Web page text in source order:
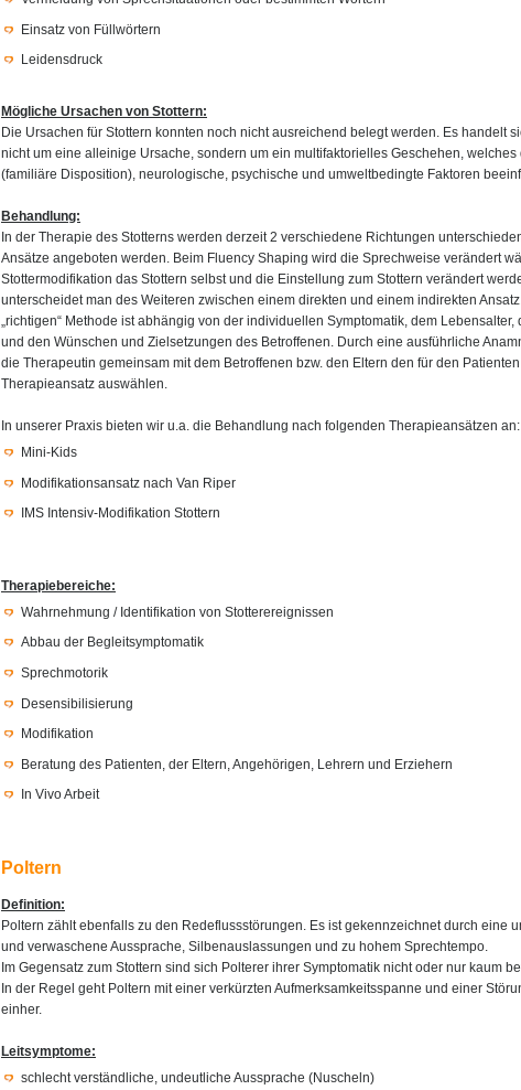
Einsatz von Füllwörtern
Leidensdruck
Mögliche Ursachen von Stottern:
Die Ursachen für Stottern konnten noch nicht ausreichend belegt werden. Es handelt
nicht um eine alleinige Ursache, sondern um ein multifaktorielles Geschehen, welches
(familiäre Disposition), neurologische, psychische und umweltbedingte Faktoren
Behandlung:
In der Therapie des Stotterns werden derzeit 2 verschiedene Richtungen
Ansätze angeboten werden. Beim Fluency Shaping wird die Sprechweise verändert
Stottermodifikation das Stottern selbst und die Einstellung zum Stottern verändert
unterscheidet man des Weiteren zwischen einem direkten und einem indirekten
„richtigen“ Methode ist abhängig von der individuellen Symptomatik, dem
und den Wünschen und Zielsetzungen des Betroffenen. Durch eine ausführliche
die Therapeutin gemeinsam mit dem Betroffenen bzw. den Eltern den für den
Therapieansatz auswählen.
In unserer Praxis bieten wir u.a. die Behandlung nach folgenden Therapieansätzen an:
Mini-Kids
Modifikationsansatz nach Van Riper
IMS Intensiv-Modifikation Stottern
Therapiebereiche:
Wahrnehmung / Identifikation von Stotterereignissen
Abbau der Begleitsymptomatik
Sprechmotorik
Desensibilisierung
Modifikation
Beratung des Patienten, der Eltern, Angehörigen, Lehrern und Erziehern
In Vivo Arbeit
Poltern
Definition:
Poltern zählt ebenfalls zu den Redeflussstörungen. Es ist gekennzeichnet durch eine
und verwaschene Aussprache, Silbenauslassungen und zu hohem Sprechtempo.
Im Gegensatz zum Stottern sind sich Polterer ihrer Symptomatik nicht oder nur kaum
In der Regel geht Poltern mit einer verkürzten Aufmerksamkeitsspanne und einer
einher.
Leitsymptome:
schlecht verständliche, undeutliche Aussprache (Nuscheln)